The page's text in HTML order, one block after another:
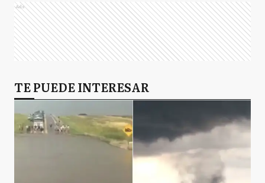
Ads
TE PUEDE INTERESAR